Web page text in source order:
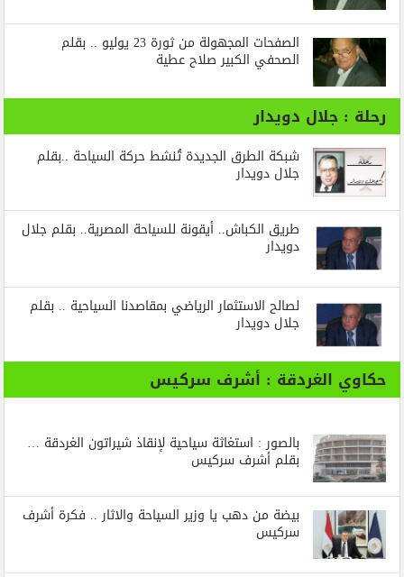
الصفحات المجهولة من ثورة 23 يوليو .. بقلم
الصحفي الكبير صلاح عطية
رحلة : جلال دويدار
شبكة الطرق الجديدة تُنشط حركة السياحة ..بقلم
جلال دويدار
طريق الكباش.. أيقونة للسياحة المصرية.. بقلم جلال
دويدار
لصالح الاستثمار الرياضي بمقاصدنا السياحية .. بقلم
جلال دويدار
حكاوي الغردقة : أشرف سركيس
بالصور : استغاثة سياحية لإنقاذ شيراتون الغردقة …
بقلم أشرف سركيس
بيضة من دهب يا وزير السياحة والاثار .. فكرة أشرف
سركيس